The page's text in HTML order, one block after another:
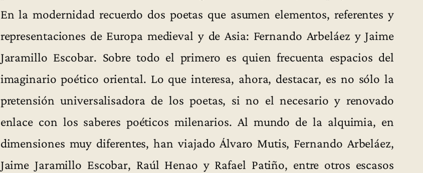
En la modernidad recuerdo dos poetas que asumen elementos, referentes y
representaciones de Europa medieval y de Asia: Fernando Arbeláez y Jaime
Jaramillo Escobar. Sobre todo el primero es quien frecuenta espacios del
imaginario poético oriental. Lo que interesa, ahora, destacar, es no sólo la
pretensión universalisadora de los poetas, si no el necesario y renovado
enlace con los saberes poéticos milenarios. Al mundo de la alquimia, en
dimensiones muy diferentes, han viajado Álvaro Mutis, Fernando Arbeláez,
Jaime Jaramillo Escobar, Raúl Henao y Rafael Patiño, entre otros escasos